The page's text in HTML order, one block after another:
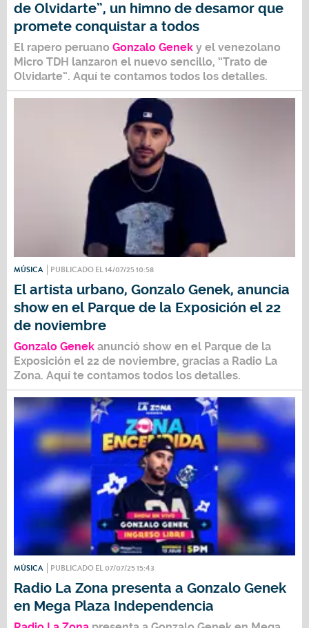
de Olvidarte”, un himno de desamor que
promete conquistar a todos
El rapero peruano Gonzalo Genek y el venezolano
Micro TDH lanzaron el nuevo sencillo, “Trato de
Olvidarte”. Aquí te contamos todos los detalles.
MÚSICA PUBLICADO EL 14/07/25 10:58
El artista urbano, Gonzalo Genek, anuncia
show en el Parque de la Exposición el 22
de noviembre
Gonzalo Genek anunció show en el Parque de la
Exposición el 22 de noviembre, gracias a Radio La
Zona. Aquí te contamos todos los detalles.
MÚSICA PUBLICADO EL 07/07/25 15:43
Radio La Zona presenta a Gonzalo Genek
en Mega Plaza Independencia